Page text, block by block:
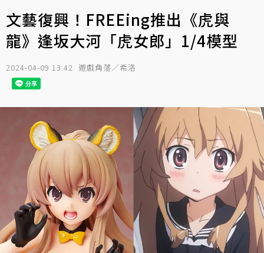
文藝復興！FREEing推出《虎與
龍》逢坂大河「虎女郎」1/4模型
2024-04-09 13:42 遊戲角落／希洛